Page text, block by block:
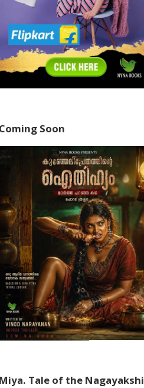
Coming Soon
Miya. Tale of the Nagayakshi